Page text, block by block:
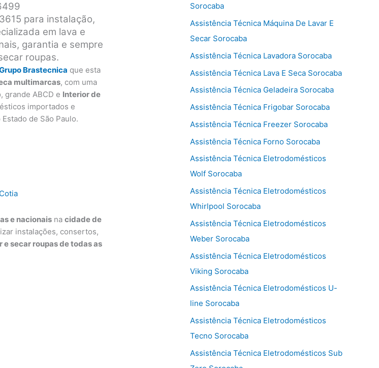
para instalação,
em lava e
garantia e sempre
roupas.
Brastecnica que esta
multimarcas, com uma
grande ABCD e Interior de
importados e
de São Paulo.
e nacionais nacidade de
instalações, consertos,
e secar roupas de todas as
Sorocaba
Assistência Técnica Máquina De Lavar E
Secar Sorocaba
Assistência Técnica Lavadora Sorocaba
Assistência Técnica Lava E Seca Sorocaba
Assistência Técnica Geladeira Sorocaba
Assistência Técnica Frigobar Sorocaba
Assistência Técnica Freezer Sorocaba
Assistência Técnica Forno Sorocaba
Assistência Técnica Eletrodomésticos
Wolf Sorocaba
Assistência Técnica Eletrodomésticos
Whirlpool Sorocaba
Assistência Técnica Eletrodomésticos
Weber Sorocaba
Assistência Técnica Eletrodomésticos
Viking Sorocaba
Assistência Técnica Eletrodomésticos U-
line Sorocaba
Assistência Técnica Eletrodomésticos
Tecno Sorocaba
Assistência Técnica Eletrodomésticos Sub